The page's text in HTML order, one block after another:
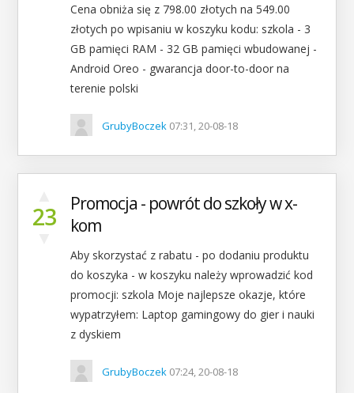
Cena obniża się z 798.00 złotych na 549.00
złotych po wpisaniu w koszyku kodu: szkola - 3
GB pamięci RAM - 32 GB pamięci wbudowanej -
Android Oreo - gwarancja door-to-door na
terenie polski
GrubyBoczek 07:31, 20-08-18
23
Promocja - powrót do szkoły w x-
kom
Aby skorzystać z rabatu - po dodaniu produktu
do koszyka - w koszyku należy wprowadzić kod
promocji: szkola Moje najlepsze okazje, które
wypatrzyłem: Laptop gamingowy do gier i nauki
z dyskiem
GrubyBoczek 07:24, 20-08-18